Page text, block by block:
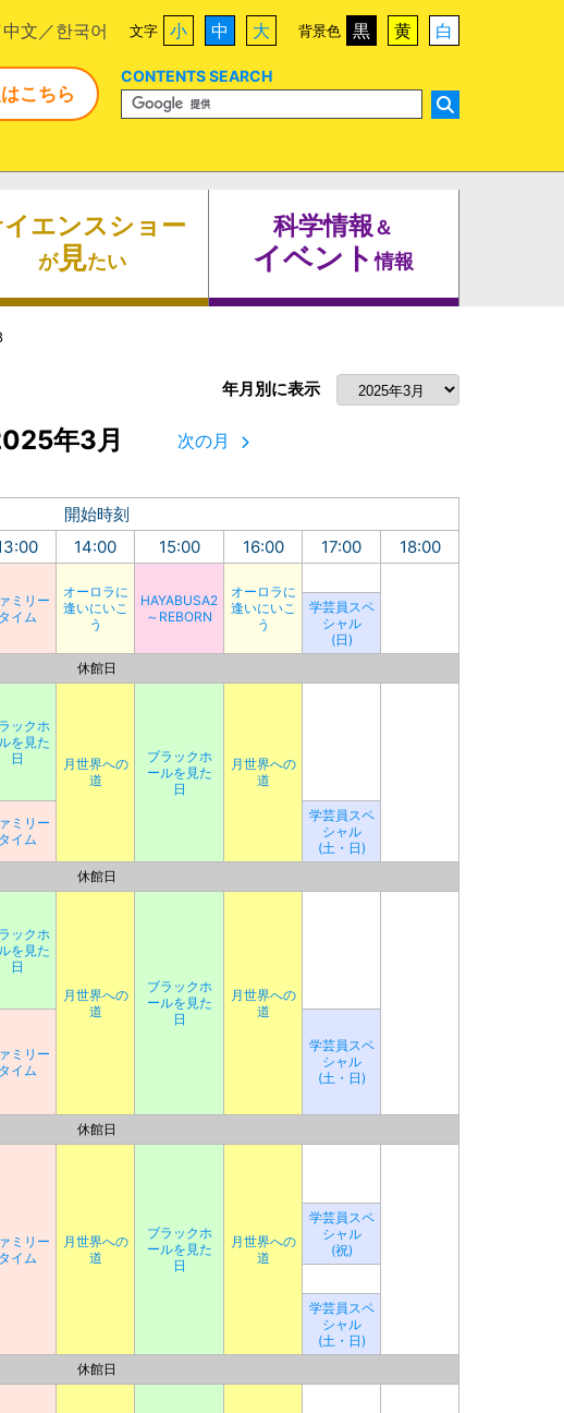
中文 한국어 文字 小 中 大 背景色 黒 黄 白
こちら
CONTENTS SEARCH
エンスショー
が見たい
科学情報＆
イベント情報
年月別に表示
年3月 次の月
開始時刻
14:00 15:00 16:00 17:00 18:00
ミリー
タイム
オーロラに
逢いにいこ
う
HAYABUSA2
～REBORN
オーロラに
逢いにいこ
う
学芸員スペ
シャル
(日)
休館日
ックホ
を見た
日
月世界への
道
ブラックホ
ールを見た
日
月世界への
道
ミリー
タイム
学芸員スペ
シャル
(土・日)
休館日
ックホ
を見た
日
月世界への
道
ブラックホ
ールを見た
日
月世界への
道
ミリー
タイム
学芸員スペ
シャル
(土・日)
休館日
ミリー
タイム
月世界への
道
ブラックホ
ールを見た
日
月世界への
道
学芸員スペ
シャル
(祝)
学芸員スペ
シャル
(土・日)
休館日